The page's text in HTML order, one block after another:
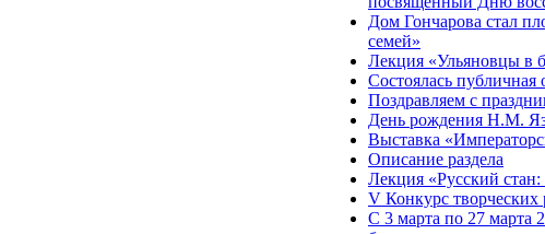
Дом Гончарова стал
семей»
Лекция «Ульяновцы в
Состоялась
Поздравляем с
День рождения Н.М.
Выставка
Описание раздела
Лекция «Русский
V Конкурс
С 3 марта по 27 марта